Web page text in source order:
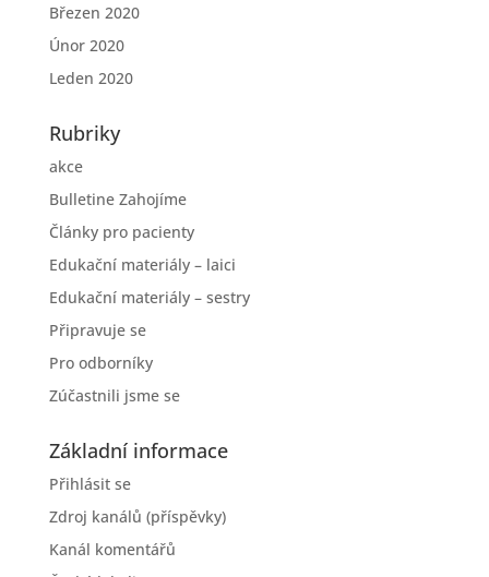
Březen 2020
Únor 2020
Leden 2020
Rubriky
akce
Bulletine Zahojíme
Články pro pacienty
Edukační materiály – laici
Edukační materiály – sestry
Připravuje se
Pro odborníky
Zúčastnili jsme se
Základní informace
Přihlásit se
Zdroj kanálů (příspěvky)
Kanál komentářů